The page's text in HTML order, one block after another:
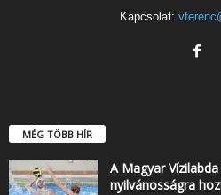
Kapcsolat:
MÉG TÖBB HÍR
A Magyar
nyilvánosságra